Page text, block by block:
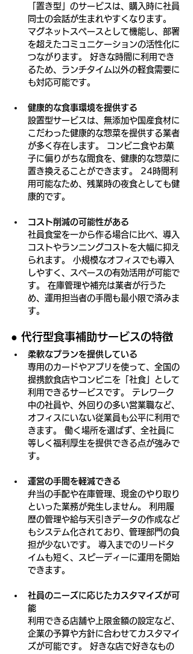
「置き型」のサービスは、購入時に社員
同士の会話が生まれやすくなります。
マグネットスペースとして機能し、部署
を超えたコミュニケーションの活性化に
つながります。 好きな時間に利用でき
るため、ランチタイム以外の軽食需要に
も対応可能です。
健康的な食事環境を提供する
設置型サービスは、無添加や国産食材に
こだわった健康的な惣菜を提供する業者
が多く存在します。 コンビニ食やお菓
子に偏りがちな間食を、健康的な惣菜に
置き換えることができます。 24時間利
用可能なため、残業時の夜食としても健
康的です。
コスト削減の可能性がある
社員食堂を一から作る場合に比べ、導入
コストやランニングコストを大幅に抑え
られます。 小規模なオフィスでも導入
しやすく、スペースの有効活用が可能で
す。 在庫管理や補充は業者が行うた
め、運用担当者の手間も最小限で済みま
す。
● 代行型食事補助サービスの特徴
柔軟なプランを提供している
専用のカードやアプリを使って、全国の
提携飲食店やコンビニを「社食」として
利用できるサービスです。 テレワーク
中の社員や、外回りの多い営業職など、
オフィスにいない従業員も公平に利用で
きます。 働く場所を選ばず、全社員に
等しく福利厚生を提供できる点が強みで
す。
運営の手間を軽減できる
弁当の手配や在庫管理、現金のやり取り
といった業務が発生しません。 利用履
歴の管理や給与天引きデータの作成など
もシステム化されており、管理部門の負
担が少ないです。 導入までのリードタ
イムも短く、スピーディーに運用を開始
できます。
社員のニーズに応じたカスタマイズが可
能
利用できる店舗や上限金額の設定など、
企業の予算や方針に合わせてカスタマイ
ズが可能です。 好きな店で好きなもの